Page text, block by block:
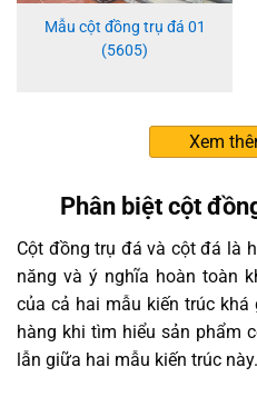
Mẫu cột đồng trụ đá 01
(5605)
Xem
Phân biệt cột
Cột đồng trụ đá và cột đá là
năng và ý nghĩa hoàn toàn
của cả hai mẫu kiến trúc khá
hàng khi tìm hiểu sản phẩm
lẫn giữa hai mẫu kiến trúc này.